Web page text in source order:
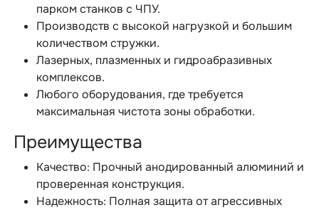
парком станков с ЧПУ.
Производств с высокой нагрузкой и большим
количеством стружки.
Лазерных, плазменных и гидроабразивных
комплексов.
Любого оборудования, где требуется
максимальная чистота зоны обработки.
Преимущества
Качество: Прочный анодированный алюминий и
проверенная конструкция.
Надежность: Полная защита от агрессивных